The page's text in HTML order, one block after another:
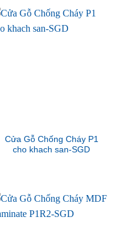
Cửa Gỗ Chống Cháy P1
cho khach san-SGD